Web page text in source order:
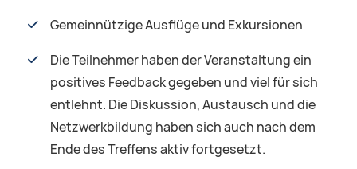
Gemeinnützige Ausflüge und Exkursionen
Die Teilnehmer haben der Veranstaltung ein
positives Feedback gegeben und viel für sich
entlehnt. Die Diskussion, Austausch und die
Netzwerkbildung haben sich auch nach dem
Ende des Treffens aktiv fortgesetzt.